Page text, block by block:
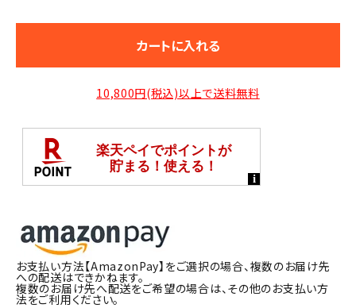
カートに入れる
10,800円(税込)以上で送料無料
お支払い方法【AmazonPay】をご選択の場合、複数のお届け先
への配送はできかねます。
複数のお届け先へ配送をご希望の場合は、その他のお支払い方
法をご利用ください。